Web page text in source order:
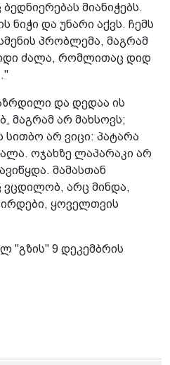
მიანიჭებს.
ნიჭი და უნარი აქვს. ჩემს
პრობლემა, მაგრამ
ძალა, რომლითაც დიდ
და დედაა ის
მაგრამ არ მახსოვს;
სითბო არ ვიცი: პატარა
ოჯახზე ლაპარაკი არ
მამასთან
ვცდილობ, არც მინდა,
ყოველთვის
"გზის" 9 დეკემბრის